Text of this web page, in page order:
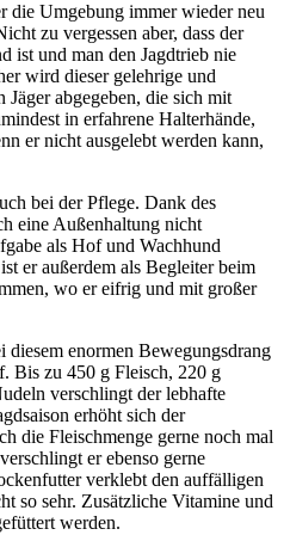
die Umgebung immer wieder neu
zu vergessen aber, dass der
ist und man den Jagdtrieb nie
wird dieser gelehrige und
Jäger abgegeben, die sich mit
in erfahrene Halterhände,
er nicht ausgelebt werden kann,
bei der Pflege. Dank des
eine Außenhaltung nicht
als Hof und Wachhund
er außerdem als Begleiter beim
wo er eifrig und mit großer
diesem enormen Bewegungsdrang
Bis zu 450 g Fleisch, 220 g
verschlingt der lebhafte
erhöht sich der
die Fleischmenge gerne noch mal
er ebenso gerne
verklebt den auffälligen
so sehr. Zusätzliche Vitamine und
werden.